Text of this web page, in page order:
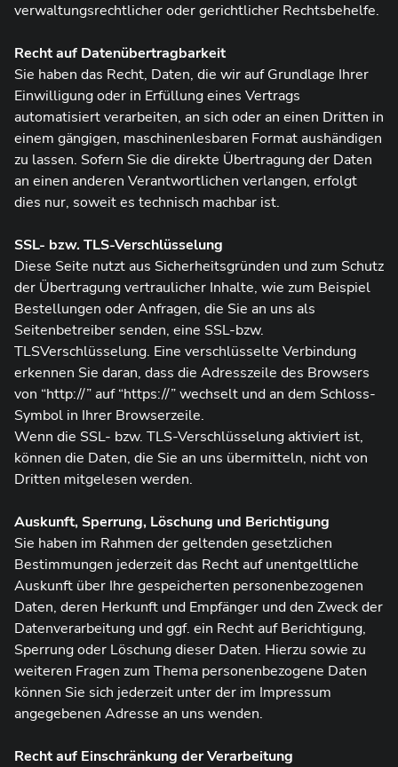
verwaltungsrechtlicher oder gerichtlicher Rechtsbehelfe.
Recht auf Datenübertragbarkeit
Sie haben das Recht, Daten, die wir auf Grundlage Ihrer
Einwilligung oder in Erfüllung eines Vertrags
automatisiert verarbeiten, an sich oder an einen Dritten in
einem gängigen, maschinenlesbaren Format aushändigen
zu lassen. Sofern Sie die direkte Übertragung der Daten
an einen anderen Verantwortlichen verlangen, erfolgt
dies nur, soweit es technisch machbar ist.
SSL- bzw. TLS-Verschlüsselung
Diese Seite nutzt aus Sicherheitsgründen und zum Schutz
der Übertragung vertraulicher Inhalte, wie zum Beispiel
Bestellungen oder Anfragen, die Sie an uns als
Seitenbetreiber senden, eine SSL-bzw.
TLSVerschlüsselung. Eine verschlüsselte Verbindung
erkennen Sie daran, dass die Adresszeile des Browsers
von “http://” auf “https://” wechselt und an dem Schloss-
Symbol in Ihrer Browserzeile.
Wenn die SSL- bzw. TLS-Verschlüsselung aktiviert ist,
können die Daten, die Sie an uns übermitteln, nicht von
Dritten mitgelesen werden.
Auskunft, Sperrung, Löschung und Berichtigung
Sie haben im Rahmen der geltenden gesetzlichen
Bestimmungen jederzeit das Recht auf unentgeltliche
Auskunft über Ihre gespeicherten personenbezogenen
Daten, deren Herkunft und Empfänger und den Zweck der
Datenverarbeitung und ggf. ein Recht auf Berichtigung,
Sperrung oder Löschung dieser Daten. Hierzu sowie zu
weiteren Fragen zum Thema personenbezogene Daten
können Sie sich jederzeit unter der im Impressum
angegebenen Adresse an uns wenden.
Recht auf Einschränkung der Verarbeitung